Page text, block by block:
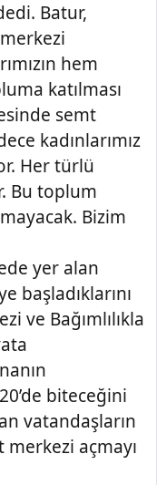
Batur,
hem
katılması
semt
kadınlarımız
Her türlü
Bu toplum
Bizim
yer alan
başladıklarını
ve Bağımlılıkla
biteceğini
vatandaşların
açmayı